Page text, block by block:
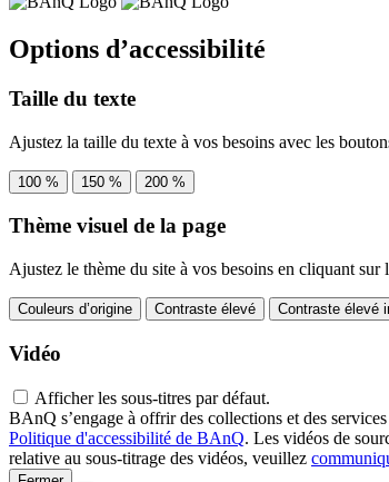
Options d’accessibilité
Taille du texte
Ajustez la taille du texte à vos besoins avec les
100 % 150 % 200 %
Thème visuel de la page
Ajustez le thème du site à vos besoins en cliquant sur
Couleurs d’origine Contraste élevé Contraste élevé
Vidéo
Afficher les sous-titres par défaut.
BAnQ s’engage à offrir des collections et des
Politique d'accessibilité de BAnQ. Les vidéos de
relative au sous-titrage des vidéos, veuillez